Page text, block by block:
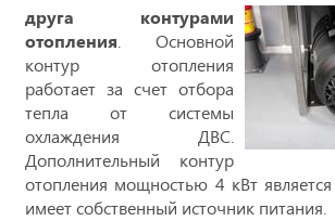
друга контурами
отопления . Основной
контур отопления
работает за счет отбора
тепла от системы
охлаждения ДВС.
Дополнительный контур
отопления мощностью 4 кВт
имеет собственный источник питания.